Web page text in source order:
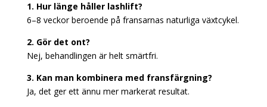
1. Hur länge håller lashlift?
6–8 veckor beroende på fransarnas naturliga växtcykel.
2. Gör det ont?
Nej, behandlingen är helt smärtfri.
3. Kan man kombinera med fransfärgning?
Ja, det ger ett ännu mer markerat resultat.